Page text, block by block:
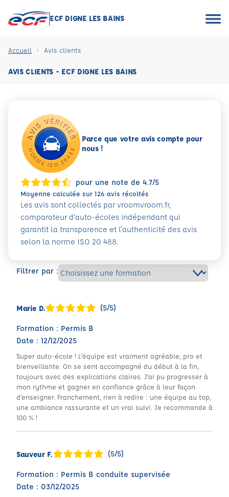
ECF DIGNE LES BAINS
Accueil Avis clients
AVIS CLIENTS - ECF DIGNE LES BAINS
Filtrer par :
Marie D. (5/5)
Formation : Permis B
Date : 12/12/2025
Super auto-école ! L’équipe est vraiment agréable, pro et
bienveillante. On se sent accompagné du début à la fin,
toujours avec des explications claires. J’ai pu progresser à
mon rythme et gagner en confiance grâce à leur façon
d’enseigner. Franchement, rien à redire : une équipe au top,
une ambiance rassurante et un vrai suivi. Je recommande à
100 % !
Sauveur F. (5/5)
Formation : Permis B conduite supervisée
Date : 03/12/2025
Parce que votre avis compte pour
nous !
pour une note de 4.7/5
Moyenne calculée sur 126 avis récoltés
Les avis sont collectés par vroomvroom.fr,
comparateur d’auto-écoles indépendant qui
garantit la transparence et l'authenticité des avis
selon la norme ISO 20 488.